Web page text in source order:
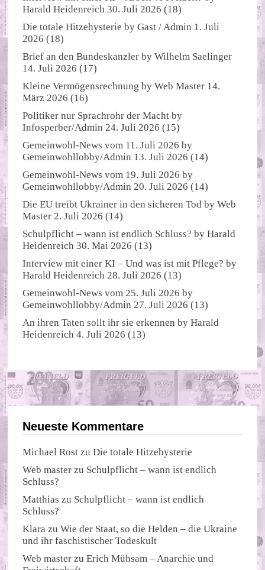
Harald Heidenreich 30. Juli 2026 (18)
Die totale Hitzehysterie byGast / Admin 1. Juli
2026 (18)
Brief an den Bundeskanzler byWilhelm Saelinger
14. Juli 2026 (17)
Kleine Vermögensrechnung byWeb Master 14.
März 2026 (16)
Politiker nur Sprachrohr der Macht by
Infosperber/Admin 24. Juli 2026 (15)
Gemeinwohl-News vom 11. Juli 2026 by
Gemeinwohllobby/Admin 13. Juli 2026 (14)
Gemeinwohl-News vom 19. Juli 2026 by
Gemeinwohllobby/Admin 20. Juli 2026 (14)
Die EU treibt Ukrainer in den sicheren Tod byWeb
Master 2. Juli 2026 (14)
Schulpflicht – wann ist endlich Schluss? byHarald
Heidenreich 30. Mai 2026 (13)
Interview mit einer KI – Und was ist mit Pflege? by
Harald Heidenreich 28. Juli 2026 (13)
Gemeinwohl-News vom 25. Juli 2026 by
Gemeinwohllobby/Admin 27. Juli 2026 (13)
An ihren Taten sollt ihr sie erkennen byHarald
Heidenreich 4. Juli 2026 (13)
Neueste Kommentare
Michael Rost zuDie totale Hitzehysterie
Web master zu Schulpflicht – wann ist endlich
Schluss?
Matthias zu Schulpflicht – wann ist endlich
Schluss?
Klara zuWie der Staat, so die Helden – die Ukraine
und ihr faschistischer Todeskult
Web master zuErich Mühsam – Anarchie und